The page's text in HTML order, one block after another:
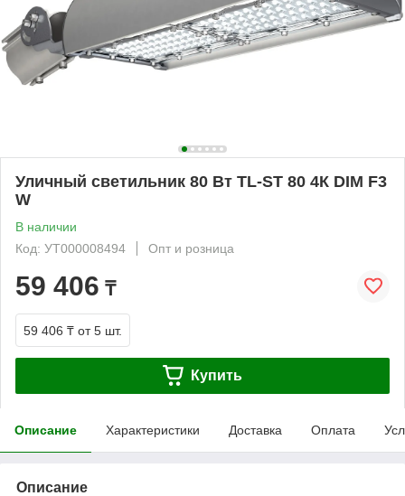
Уличный светильник 80 Вт TL-ST 80 4К DIM F3
W
В наличии
Код: УТ000008494
Опт и розница
59 406 ₸
59 406 ₸ от 5 шт.
Купить
Описание Характеристики Доставка Оплата
Описание